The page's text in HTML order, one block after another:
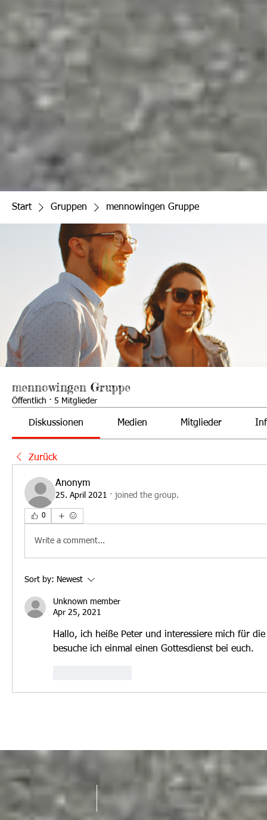
Start Gruppen mennowingen Gruppe
mennowingen Gruppe
Öffentlich · 5 Mitglieder
Diskussionen Medien Mitglieder
Zurück
Anonym
25. April 2021 · joined the group.
0
Write a comment...
Sort by: Newest
Unknown member
Apr 25, 2021
Hallo, ich heiße Peter und interessiere mich für
besuche ich einmal einen Gottesdienst bei euch.